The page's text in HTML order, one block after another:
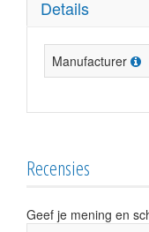
Details
Manufacturer
Recensies
Geef je mening en